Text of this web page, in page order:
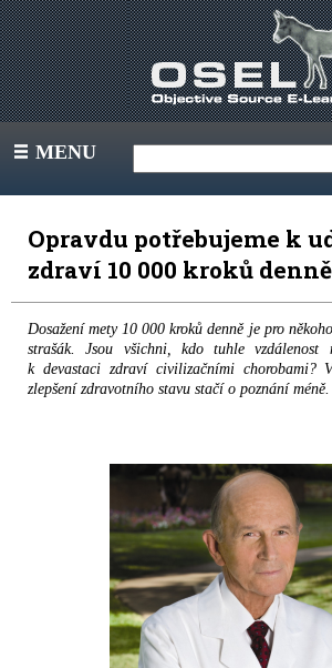
III MENU
Opravdu potřebujeme k
zdraví 10 000 kroků
Dosažení mety 10 000 kroků denně je pro
strašák. Jsou všichni, kdo tuhle vzdálenost
k devastaci zdraví civilizačními chorobami?
zlepšení zdravotního stavu stačí o poznání méně.